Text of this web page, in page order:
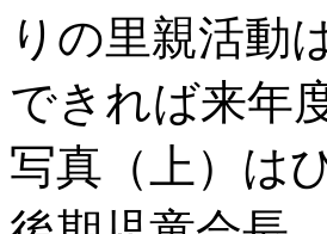
りの里親活動
できれば来年
写真（上）は